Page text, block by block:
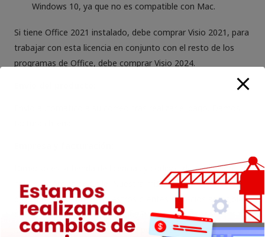
Windows 10, ya que no es compatible con Mac.
Si tiene Office 2021 instalado, debe comprar Visio 2021, para
trabajar con esta licencia en conjunto con el resto de los
programas de Office, debe comprar Visio 2024.
Dimacso es la tienda de licencias y códigos de activación
más económica de Chile. Nuestra misión es ofrecer
productos originales a nuestros clientes a precios accesibles
para el usuario promedio. Todos nuestros productos
cuentan con garantía y respaldo por parte de nuestra